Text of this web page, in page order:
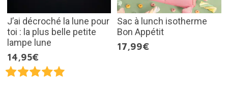
J’ai décroché la lune pour
toi : la plus belle petite
lampe lune
14,95€
Sac à lunch isotherme
Bon Appétit
17,99€